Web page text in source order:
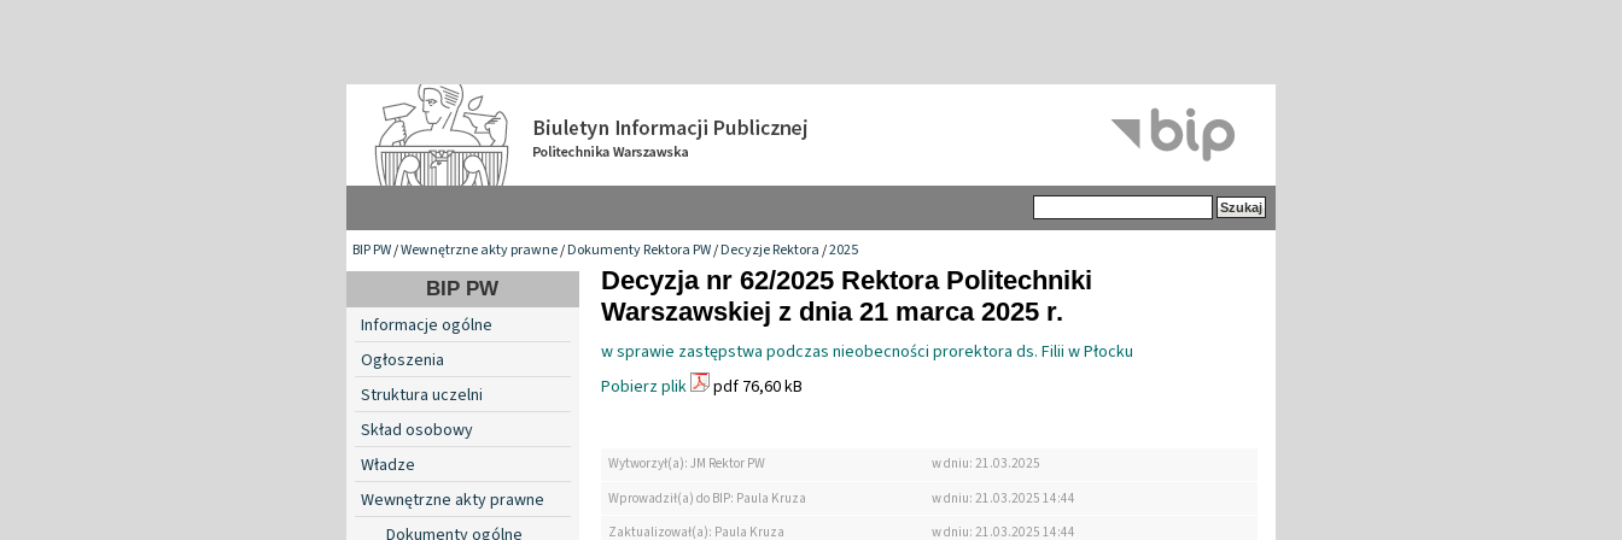
BIP PW/Wewnętrzne akty prawne/Dokumenty Rektora PW/Decyzje Rektora/2025
BIP PW
Informacje ogólne
Ogłoszenia
Struktura uczelni
Skład osobowy
Władze
Wewnętrzne akty prawne
Dokumenty ogólne
Decyzja nr 62/2025 Rektora Politechniki
Warszawskiej z dnia 21 marca 2025 r.
w sprawie zastępstwa podczas nieobecności prorektora ds. Filii w Płocku
Pobierz plik
pdf 76,60 kB
Wytworzył(a): JM Rektor PW
w dniu: 21.03.2025
Wprowadził(a) do BIP: Paula Kruza
w dniu: 21.03.2025 14:44
Zaktualizował(a): Paula Kruza
w dniu: 21.03.2025 14:44